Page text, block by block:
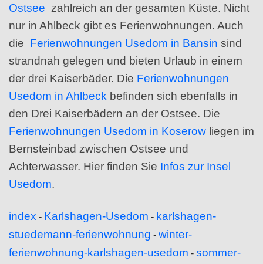
Ostsee zahlreich an der gesamten Küste. Nicht
nur in Ahlbeck gibt es Ferienwohnungen. Auch
die Ferienwohnungen Usedom in Bansin sind
strandnah gelegen und bieten Urlaub in einem
der drei Kaiserbäder. Die Ferienwohnungen
Usedom in Ahlbeck befinden sich ebenfalls in
den Drei Kaiserbädern an der Ostsee. Die
Ferienwohnungen Usedom in Koserow liegen im
Bernsteinbad zwischen Ostsee und
Achterwasser. Hier finden Sie Infos zur Insel
Usedom.
index - Karlshagen-Usedom - karlshagen-
stuedemann-ferienwohnung - winter-
ferienwohnung-karlshagen-usedom - sommer-